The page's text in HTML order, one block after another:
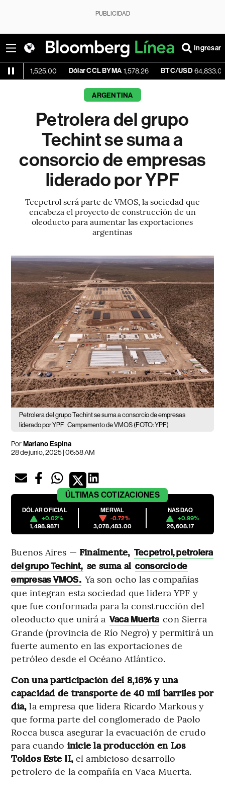
PUBLICIDAD
Ingresar
Dólar CCL BYMA 1,578.26 BTC/USD 64,833.02
ARGENTINA
Petrolera del grupo
Techint se suma a
consorcio de empresas
liderado por YPF
Tecpetrol será parte de VMOS, la sociedad que
encabeza el proyecto de construcción de un
oleoducto para aumentar las exportaciones
argentinas
Petrolera del grupo Techint se suma a consorcio de empresas
liderado por YPF Campamento de VMOS (FOTO: YPF)
PorMariano Espina
28 de junio, 2025 | 06:58 AM
ÚLTIMAS COTIZACIONES
DÓLAR OFICIAL
+0.02%
1,498.9871
MERVAL
-0.72%
3,078,483.00
NASDAQ
+0.99%
26,608.17
Buenos Aires — Finalmente, Tecpetrol, petrolera
del grupo Techint, se suma al consorcio de
empresas VMOS. Ya son ocho las compañías
que integran esta sociedad que lidera YPF y
que fue conformada para la construcción del
oleoducto que unirá a Vaca Muerta con Sierra
Grande (provincia de Río Negro) y permitirá un
fuerte aumento en las exportaciones de
petróleo desde el Océano Atlántico.
Con una participación del 8,16% y una
capacidad de transporte de 40 mil barriles por
día, la empresa que lidera Ricardo Markous y
que forma parte del conglomerado de Paolo
Rocca busca asegurar la evacuación de crudo
para cuando inicie la producción en Los
Toldos Este II, el ambicioso desarrollo
petrolero de la compañía en Vaca Muerta.